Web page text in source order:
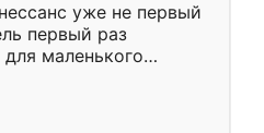
уже не первый
первый раз
маленького
,во второй раз
качеству очень
быстрая,